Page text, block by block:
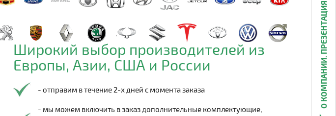
Широкий выбор производителей из
Европы, Азии, США и России
- отправим в течение 2-х дней с момента заказа
- мы можем включить в заказ дополнительные комплектующие,
О КОМПАНИИ. ПРЕЗЕНТАЦИЯ